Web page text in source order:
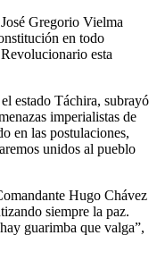
Gregorio Vielma
en todo
esta
estado Táchira, subrayó
imperialistas de
en las postulaciones,
unidos al pueblo
Hugo Chávez
siempre la paz.
guarimba que valga”,